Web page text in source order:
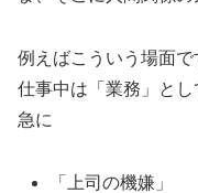
例えばこういう場面で
仕事中は「業務」と
急に
「上司の機嫌」